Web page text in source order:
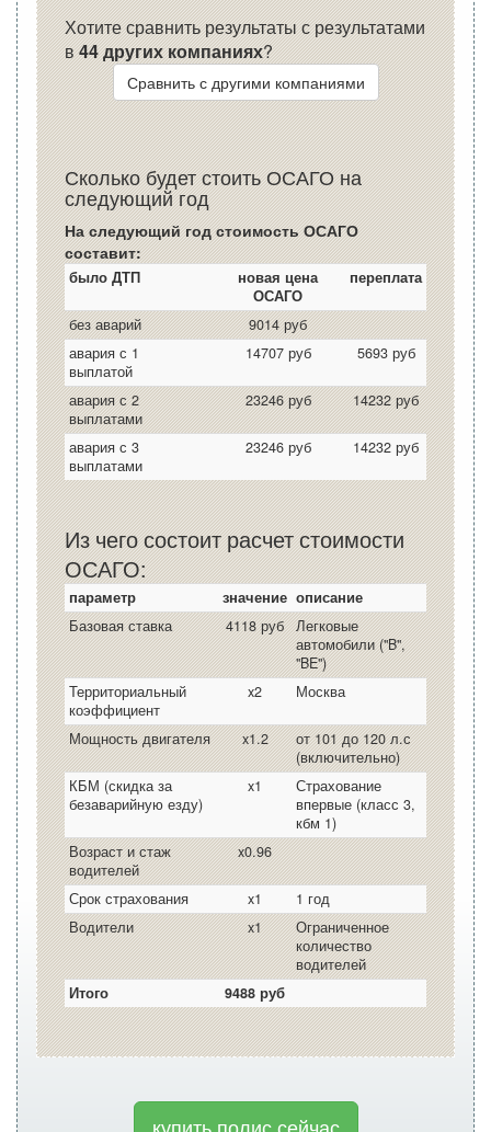
Хотите сравнить результаты с результатами
в44 других компаниях?
Сравнить с другими компаниями
Сколько будет стоить ОСАГО на
следующий год
На следующий год стоимость ОСАГО
составит:
было ДТП
новая цена
ОСАГО
переплата
без аварий
9014 руб
авария с 1
выплатой
14707 руб 5693 руб
авария с 2
выплатами
23246 руб 14232 руб
авария с 3
выплатами
23246 руб 14232 руб
Из чего состоит расчет стоимости
ОСАГО:
параметр значение описание
Базовая ставка
4118 руб
Легковые
автомобили ("B",
"BE")
Территориальный
коэффициент
x2 Москва
Мощность двигателя x1.2
от 101 до 120 л.с
(включительно)
КБМ (скидка за
безаварийную езду)
x1
Страхование
впервые (класс 3,
кбм 1)
Возраст и стаж
водителей
x0.96
Срок страхования x1
1 год
Водители
x1
Ограниченное
количество
водителей
Итого
9488 руб